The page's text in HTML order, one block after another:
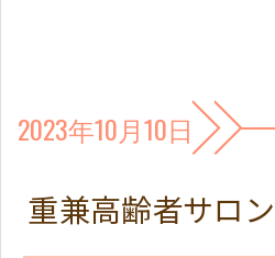
2023年10月10日
重兼高齢者サロ